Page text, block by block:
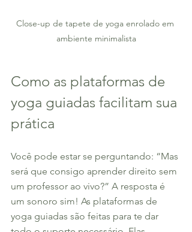
Close-up de tapete de yoga enrolado em
ambiente minimalista
Como as plataformas de
yoga guiadas facilitam sua
prática
Você pode estar se perguntando: “Mas
será que consigo aprender direito sem
um professor ao vivo?” A resposta é
um sonoro sim! As plataformas de
yoga guiadas são feitas para te dar